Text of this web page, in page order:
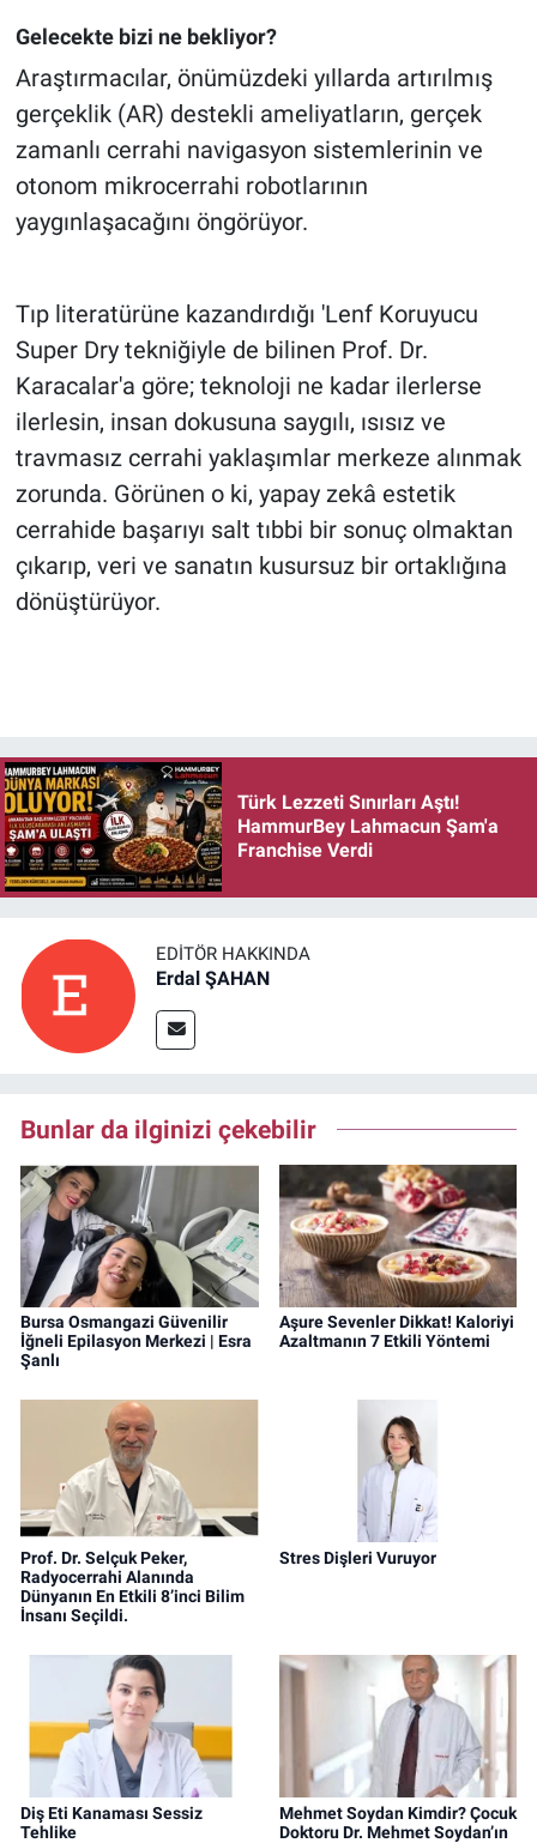
Gelecekte bizi ne bekliyor?
Araştırmacılar, önümüzdeki yıllarda artırılmış
gerçeklik (AR) destekli ameliyatların, gerçek
zamanlı cerrahi navigasyon sistemlerinin ve
otonom mikrocerrahi robotlarının
yaygınlaşacağını öngörüyor.
Tıp literatürüne kazandırdığı 'Lenf Koruyucu
Super Dry tekniğiyle de bilinen Prof. Dr.
Karacalar'a göre; teknoloji ne kadar ilerlerse
ilerlesin, insan dokusuna saygılı, ısısız ve
travmasız cerrahi yaklaşımlar merkeze alınmak
zorunda. Görünen o ki, yapay zekâ estetik
cerrahide başarıyı salt tıbbi bir sonuç olmaktan
çıkarıp, veri ve sanatın kusursuz bir ortaklığına
dönüştürüyor.
Türk Lezzeti Sınırları Aştı!
HammurBey Lahmacun Şam'a
Franchise Verdi
EDITÖR HAKKINDA
Erdal ŞAHAN
Bunlar da ilginizi çekebilir
Bursa Osmangazi Güvenilir
İğneli Epilasyon Merkezi | Esra
Şanlı
Aşure Sevenler Dikkat! Kaloriyi
Azaltmanın 7 Etkili Yöntemi
Prof. Dr. Selçuk Peker,
Radyocerrahi Alanında
Dünyanın En Etkili 8’inci Bilim
İnsanı Seçildi.
Stres Dişleri Vuruyor
Diş Eti Kanaması Sessiz
Tehlike
Mehmet Soydan Kimdir? Çocuk
Doktoru Dr. Mehmet Soydan’ın